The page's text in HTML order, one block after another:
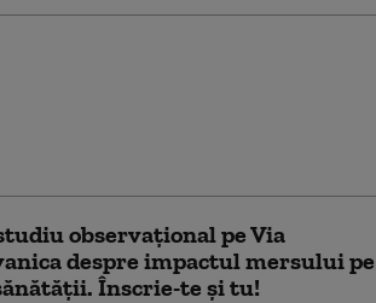
observațional pe Via
despre impactul mersului
Înscrie-te și tu!